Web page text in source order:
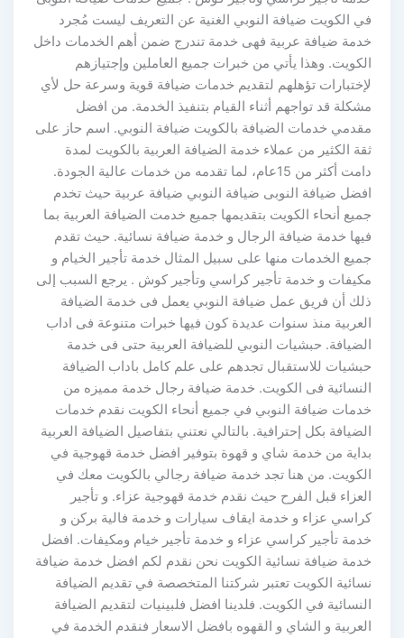
في الكويت ضيافة النوبي الغنية عن التعريف ليست مُجرد
خدمة ضيافة عربية فهى خدمة تندرج ضمن أهم الخدمات داخل
الكويت. وهذا يأتي من خبرات جميع العاملين وإجتيازهم
لإختبارات تؤهلهم لتقديم خدمات ضيافة قوية وسرعة حل لأي
مشكلة قد تواجهم أثناء القيام بتنفيذ الخدمة. من افضل
مقدمي خدمات الضيافة بالكويت ضيافة النوبي. اسم حاز على
ثقة الكثير من عملاء خدمة الضيافة العربية بالكويت لمدة
دامت أكثر من 15عام، لما تقدمه من خدمات عالية الجودة.
افضل ضيافة النوبى ضيافة النوبي ضيافة عربية حيث تخدم
جميع أنحاء الكويت بتقديمها جميع خدمت الضيافة العربية بما
فيها خدمة ضيافة الرجال و خدمة ضيافة نسائية. حيث تقدم
جميع الخدمات منها على سبيل المثال خدمة تأجير الخيام و
مكيفات و خدمة تأجير كراسي وتأجير كوش . يرجع السبب إلى
ذلك أن فريق عمل ضيافة النوبي يعمل فى خدمة الضيافة
العربية منذ سنوات عديدة كون فيها خبرات متنوعة فى اداب
الضيافة. حبشيات النوبي للضيافة العربية حتى فى خدمة
حبشيات للاستقبال تجدهم على علم كامل باداب الضيافة
النسائية فى الكويت. خدمة ضيافة رجال خدمة مميزه من
خدمات ضيافة النوبي في جميع أنحاء الكويت نقدم خدمات
الضيافة بكل إحترافية. بالتالي نعتني بتفاصيل الضيافة العربية
بداية من خدمة شاي و قهوة بتوفير افضل خدمة قهوجية في
الكويت. من هنا تجد خدمة ضيافة رجالي بالكويت معك في
العزاء قبل الفرح حيث نقدم خدمة قهوجية عزاء. و تأجير
كراسي عزاء و خدمة ايقاف سيارات و خدمة فالية بركن و
خدمة تأجير كراسي عزاء و خدمة تأجير خيام ومكيفات. افضل
خدمة ضيافة نسائية الكويت نحن نقدم لكم افضل خدمة ضيافة
نسائية الكويت تعتبر شركتنا المتخصصة في تقديم الضيافة
النسائية في الكويت. فلدينا افضل فلبينيات لتقديم الضيافة
العربية و الشاي و القهوه بافضل الاسعار فنقدم الخدمة في